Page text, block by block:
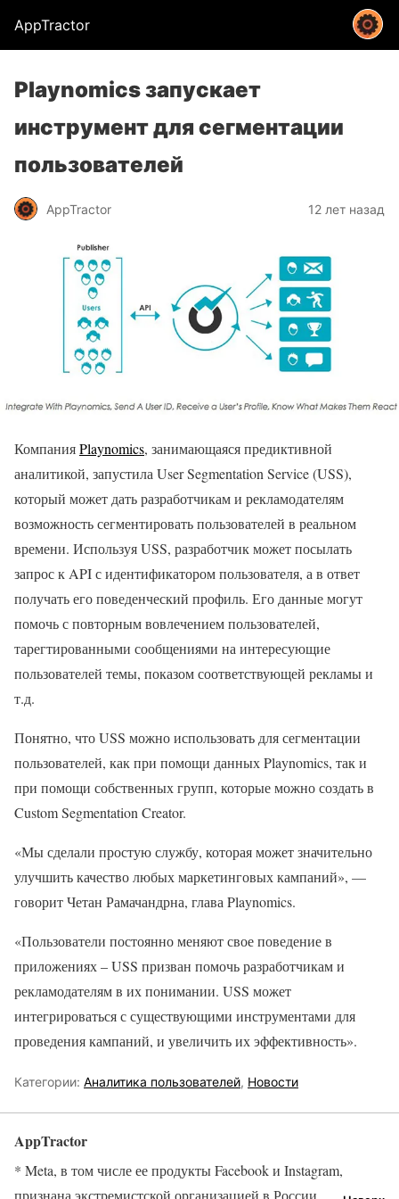
AppTractor
Playnomics запускает
инструмент для сегментации
пользователей
AppTractor 12 лет назад
КомпанияPlaynomics, занимающаяся предиктивной
аналитикой, запустила User Segmentation Service (USS),
который может дать разработчикам и рекламодателям
возможность сегментировать пользователей в реальном
времени. Используя USS, разработчик может посылать
запрос к API с идентификатором пользователя, а в ответ
получать его поведенческий профиль. Его данные могут
помочь с повторным вовлечением пользователей,
тарегтированными сообщениями на интересующие
пользователей темы, показом соответствующей рекламы и
т.д.
Понятно, что USS можно использовать для сегментации
пользователей, как при помощи данных Playnomics, так и
при помощи собственных групп, которые можно создать в
Custom Segmentation Creator.
«Мы сделали простую службу, которая может значительно
улучшить качество любых маркетинговых кампаний», —
говорит Четан Рамачандрна, глава Playnomics.
«Пользователи постоянно меняют свое поведение в
приложениях – USS призван помочь разработчикам и
рекламодателям в их понимании. USS может
интегрироваться с существующими инструментами для
проведения кампаний, и увеличить их эффективность».
Категории: Аналитика пользователей, Новости
AppTractor
* Meta, в том числе ее продукты Facebook и Instagram,
признана экстремистской организацией в России.